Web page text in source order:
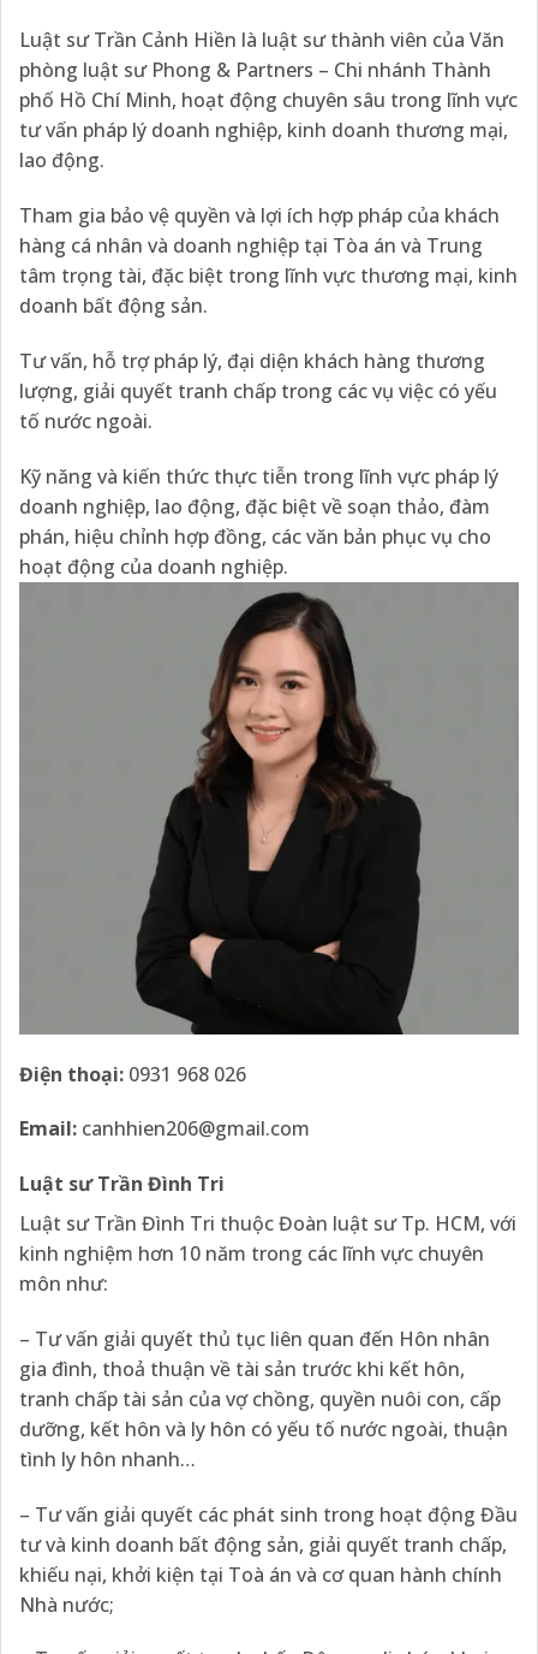
Luật sư Trần Cảnh Hiền là luật sư thành viên của Văn
phòng luật sư Phong & Partners – Chi nhánh Thành
phố Hồ Chí Minh, hoạt động chuyên sâu trong lĩnh vực
tư vấn pháp lý doanh nghiệp, kinh doanh thương mại,
lao động.
Tham gia bảo vệ quyền và lợi ích hợp pháp của khách
hàng cá nhân và doanh nghiệp tại Tòa án và Trung
tâm trọng tài, đặc biệt trong lĩnh vực thương mại, kinh
doanh bất động sản.​
Tư vấn, hỗ trợ pháp lý, đại diện khách hàng thương
lượng, giải quyết tranh chấp trong các vụ việc có yếu
tố nước ngoài.
Kỹ năng và kiến thức thực tiễn trong lĩnh vực pháp lý
doanh nghiệp, lao động, đặc biệt về soạn thảo, đàm
phán, hiệu chỉnh hợp đồng, các văn bản phục vụ cho
hoạt động của doanh nghiệp.
Điện thoại: 0931 968 026
Email: canhhien206@gmail.com
Luật sư Trần Đình Tri
Luật sư Trần Đình Tri thuộc Đoàn luật sư Tp. HCM, với
kinh nghiệm hơn 10 năm trong các lĩnh vực chuyên
môn như:
– Tư vấn giải quyết thủ tục liên quan đến Hôn nhân
gia đình, thoả thuận về tài sản trước khi kết hôn,
tranh chấp tài sản của vợ chồng, quyền nuôi con, cấp
dưỡng, kết hôn và ly hôn có yếu tố nước ngoài, thuận
tình ly hôn nhanh…
– Tư vấn giải quyết các phát sinh trong hoạt động Đầu
tư và kinh doanh bất động sản, giải quyết tranh chấp,
khiếu nại, khởi kiện tại Toà án và cơ quan hành chính
Nhà nước;